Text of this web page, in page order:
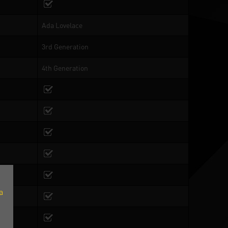
Ada Lovelace
3rd Generation
4th Generation